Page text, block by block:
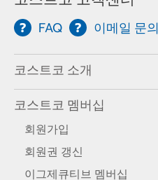
FAQ 이메일 문의
코스트코 소개
코스트코 멤버십
회원가입
회원권 갱신
이그제큐티브 멤버십